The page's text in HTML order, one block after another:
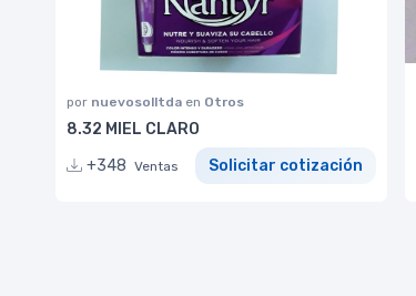
por nuevosolltda en Otros
8.32 MIEL CLARO
+348 Ventas Solicitar cotización